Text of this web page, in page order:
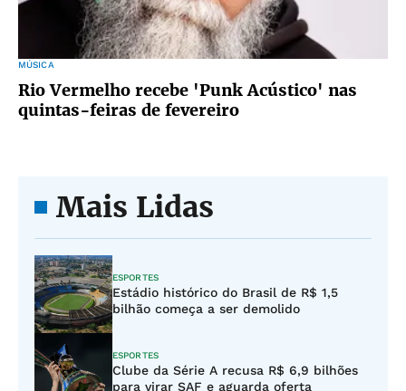
MÚSICA
Rio Vermelho recebe 'Punk Acústico' nas
quintas-feiras de fevereiro
Mais Lidas
ESPORTES
Estádio histórico do Brasil de R$ 1,5
bilhão começa a ser demolido
ESPORTES
Clube da Série A recusa R$ 6,9 bilhões
para virar SAF e aguarda oferta